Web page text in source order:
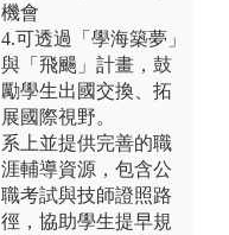
機會
4.可透過「學海築夢」
與「飛颺」計畫，鼓
勵學生出國交換、拓
展國際視野。
系上並提供完善的職
涯輔導資源，包含公
職考試與技師證照路
徑，協助學生提早規